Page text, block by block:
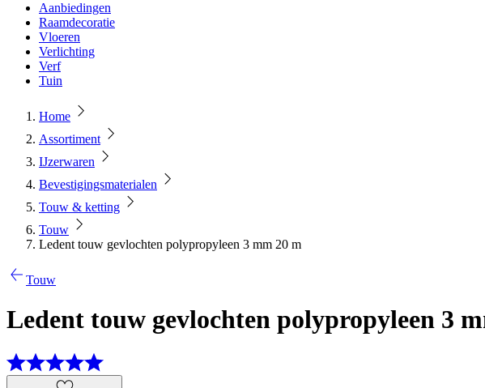
Aanbiedingen
Raamdecoratie
Vloeren
Verlichting
Verf
Tuin
Home
Assortiment
IJzerwaren
Bevestigingsmaterialen
Touw & ketting
Touw
Ledent touw gevlochten polypropyleen 3 mm 20 m
Touw
Ledent touw gevlochten polypropyleen 3